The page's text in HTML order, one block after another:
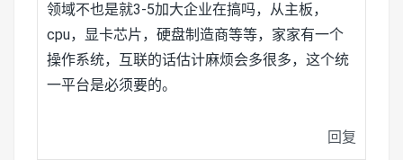
领域不也是就3-5加大企业在搞吗，从主板，
cpu，显卡芯片，硬盘制造商等等，家家有一个
操作系统，互联的话估计麻烦会多很多，这个统
一平台是必须要的。
回复